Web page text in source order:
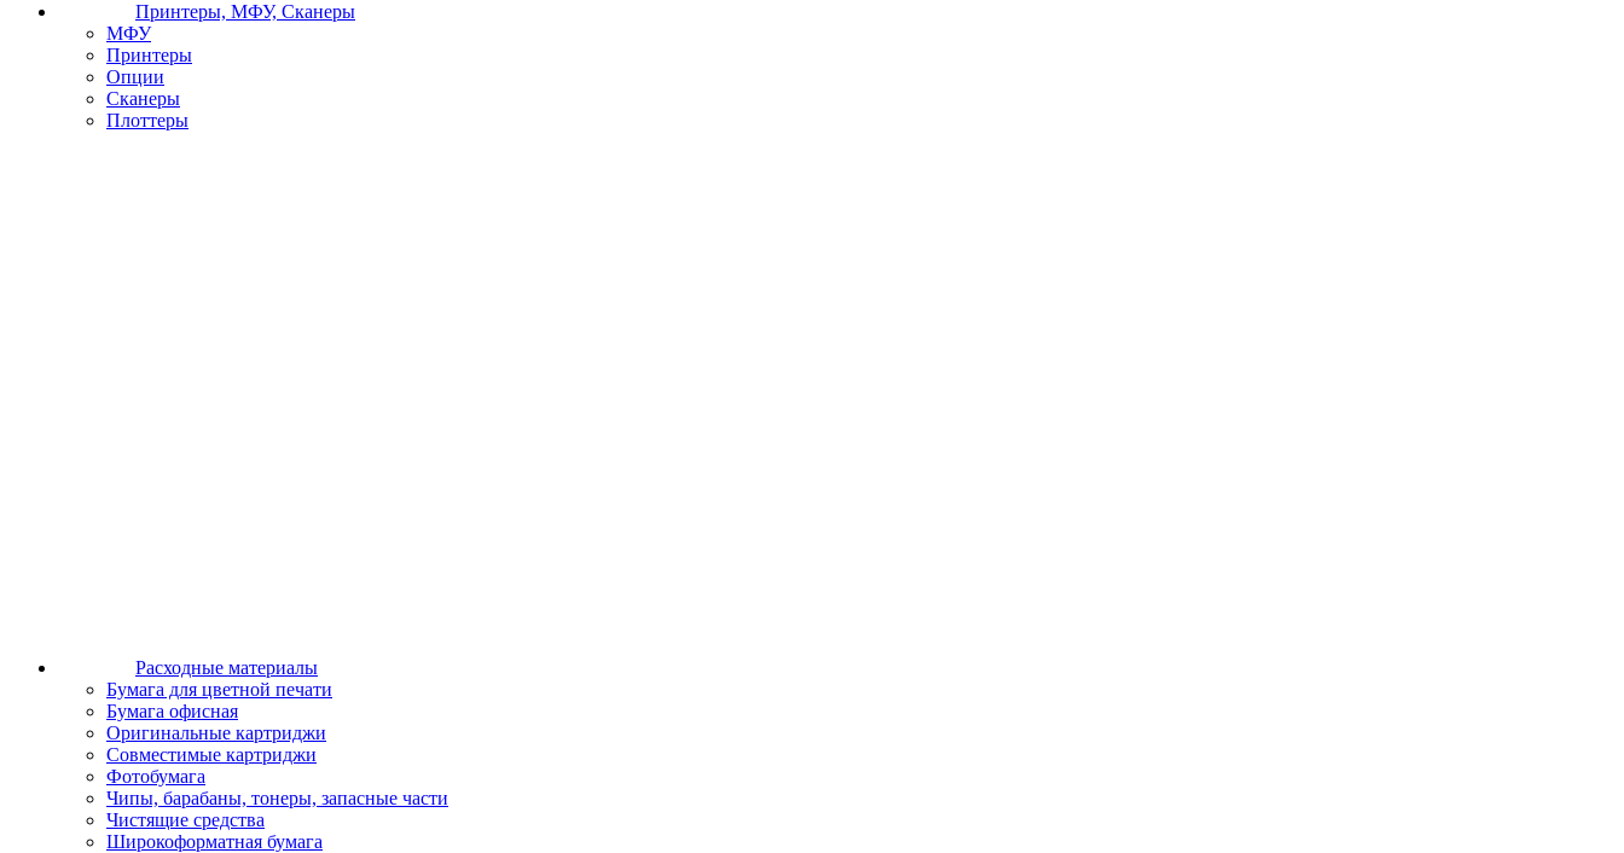
Принтеры, МФУ, Сканеры
МФУ
Принтеры
Опции
Сканеры
Плоттеры
Расходные материалы
Бумага для цветной печати
Бумага офисная
Оригинальные картриджи
Совместимые картриджи
Фотобумага
Чипы, барабаны, тонеры, запасные части
Чистящие средства
Широкоформатная бумага